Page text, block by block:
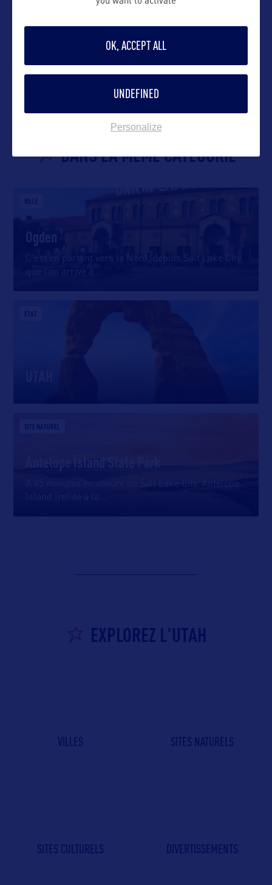
DANS LA MÊME CATEGORIE
VILLE
Ogden
C’est en partant vers le Nord, depuis Salt Lake City,
que l’on arrive à
ÉTAT
SITE NATUREL
A 45 minutes en voiture de Salt Lake City, Antelope
EXPLOREZ L'UTAH
VILLES SITES NATURELS
SITES CULTURELS DIVERTISSEMENTS
OK, ACCEPT ALL
UNDEFINED
Personalize